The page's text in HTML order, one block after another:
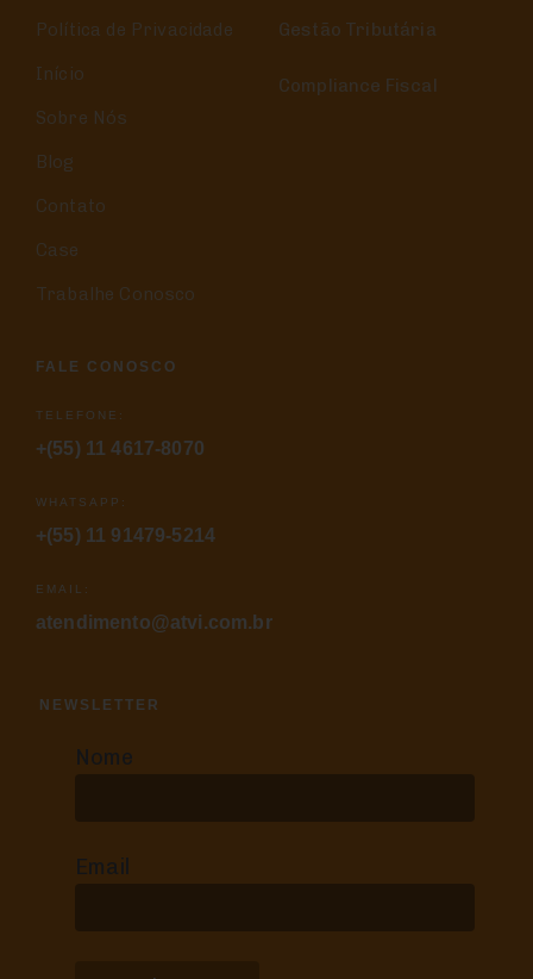
Política de Privacidade
Início
Sobre Nós
Blog
Contato
Case
Trabalhe Conosco
Gestão Tributária
Compliance Fiscal
FALE CONOSCO
TELEFONE:
+(55) 11 4617-8070
WHATSAPP:
+(55) 11 91479-5214
EMAIL:
atendimento@atvi.com.br
NEWSLETTER
Nome
Email